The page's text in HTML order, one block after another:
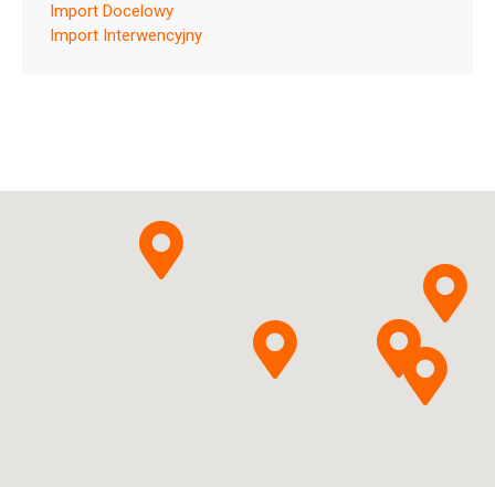
Import Docelowy
Import Interwencyjny